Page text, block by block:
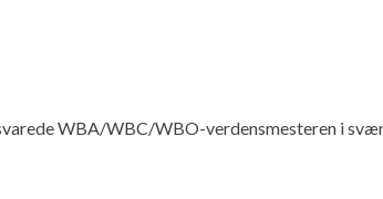
WBA/WBC/WBO-verdensmesteren i